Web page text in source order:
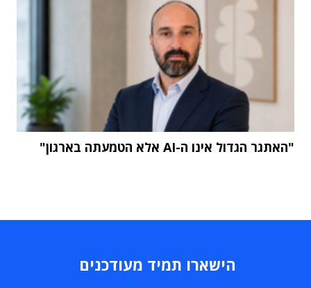
"האתגר הגדול אינו ה-AI אלא הטמעתה בארגון"
הישארו תמיד מעודכנים